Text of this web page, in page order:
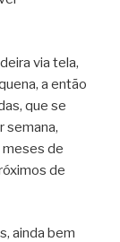
via tela,
a então
que se
semana,
meses de
de
ainda bem